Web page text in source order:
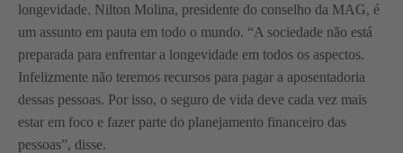
longevidade. Nilton Molina, presidente do conselho da MAG, é
um assunto em pauta em todo o mundo. “A sociedade não está
preparada para enfrentar a longevidade em todos os aspectos.
Infelizmente não teremos recursos para pagar a aposentadoria
dessas pessoas. Por isso, o seguro de vida deve cada vez mais
estar em foco e fazer parte do planejamento financeiro das
pessoas”, disse.